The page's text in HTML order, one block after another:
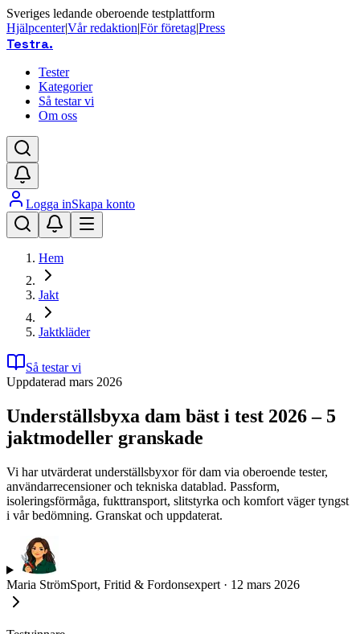
Sveriges ledande oberoende testplattform
Hjälpcenter|Vår redaktion|För företag|Press
Testra.
Tester
Kategorier
Så testar vi
Om oss
Logga inSkapa konto
Hem
Jakt
Jaktkläder
Så testar vi
Uppdaterad mars 2026
Underställsbyxa dam bäst i test 2026 – 5
jaktmodeller granskade
Vi har utvärderat underställsbyxor för dam via oberoende tester,
användarrecensioner och tekniska datablad. Passform,
isoleringsförmåga, fukttransport, slitstyrka och komfort väger tyngst
i vår bedömning. Granskat och uppdaterat.
Maria StrömSport, Fritid & Fordonsexpert · 12 mars 2026